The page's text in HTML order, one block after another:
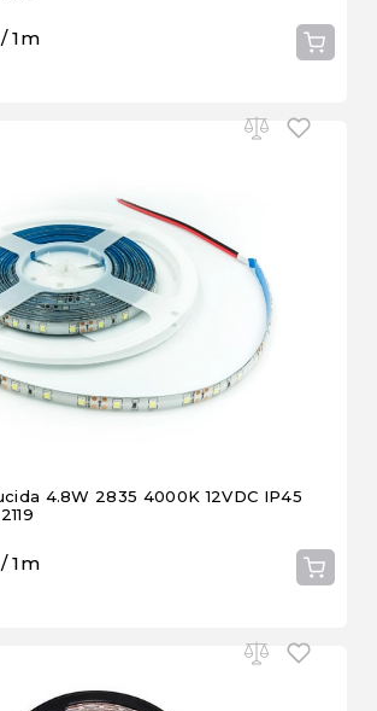
/ 1m
4.8W 2835 4000K 12VDC IP45
/ 1m